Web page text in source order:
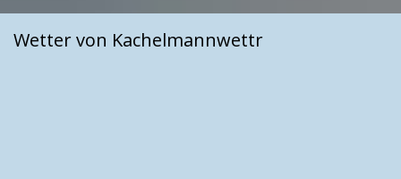
Wetter von Kachelmannwettr